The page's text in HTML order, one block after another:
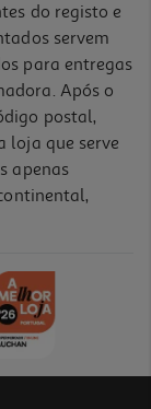
do registo e
servem
para entregas
Após o
postal,
loja que serve
apenas